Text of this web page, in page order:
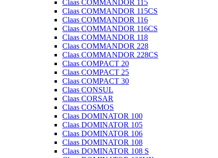
Claas COMMANDOR 115
Claas COMMANDOR 115CS
Claas COMMANDOR 116
Claas COMMANDOR 116CS
Claas COMMANDOR 118
Claas COMMANDOR 228
Claas COMMANDOR 228CS
Claas COMPACT 20
Claas COMPACT 25
Claas COMPACT 30
Claas CONSUL
Claas CORSAR
Claas COSMOS
Claas DOMINATOR 100
Claas DOMINATOR 105
Claas DOMINATOR 106
Claas DOMINATOR 108
Claas DOMINATOR 108 S